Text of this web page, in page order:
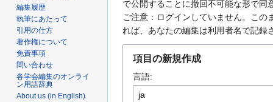
シ
ョ
動
で公開することに撤回不可能な形で同
ご注意：ログインしていません。この
れば、あなたの編集は利用者名で記録
項目の新規作成
言語:
編集履歴
執筆にあたって
引用の仕方
著作権について
免責事項
問い合わせ
各学会編集のオンライ
ン用語辞典
About us (in English)